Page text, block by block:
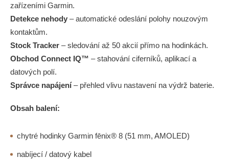
zařízeními Garmin.
Detekce nehody – automatické odeslání polohy nouzovým
kontaktům.
Stock Tracker – sledování až 50 akcií přímo na hodinkách.
Obchod Connect IQ™ – stahování ciferníků, aplikací a
datových polí.
Správce napájení– přehled vlivu nastavení na výdrž baterie.
Obsah balení:
chytré hodinky Garmin fēnix® 8 (51 mm, AMOLED)
nabíjecí / datový kabel